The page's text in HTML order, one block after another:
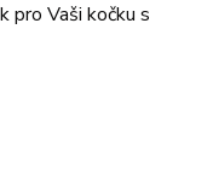
pro Vaši kočku s